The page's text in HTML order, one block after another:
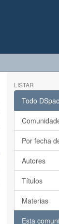
LISTAR
Todo
Por fecha
Autores
Títulos
Materias
Esta